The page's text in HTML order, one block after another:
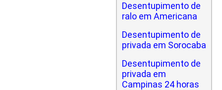
Desentupimento de
ralo em Americana
Desentupimento de
privada em Sorocaba
Desentupimento de
privada em
Campinas 24 horas